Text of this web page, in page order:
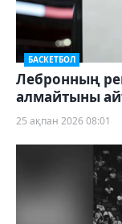
БАСКЕТБОЛ
Лебронның
алмайтыны
25 ақпан 2026 08:01